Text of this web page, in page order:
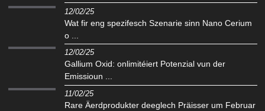
12/02/25
Wat fir eng spezifesch Szenarie sinn Nano Cerium
o ...
12/02/25
Gallium Oxid: onlimitéiert Potenzial vun der
Emissioun ...
11/02/25
Rare Äerdprodukter deeglech Präisser um Februar